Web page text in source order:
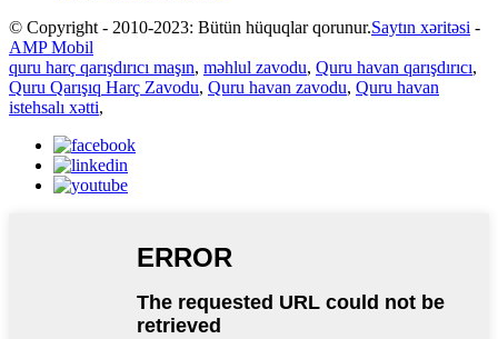
© Copyright - 2010-2023: Bütün hüquqlar qorunur.Saytın xəritəsi -
AMP Mobil
quru harç qarışdırıcı maşın, məhlul zavodu, Quru havan qarışdırıcı,
Quru Qarışıq Harç Zavodu, Quru havan zavodu, Quru havan
istehsalı xətti,